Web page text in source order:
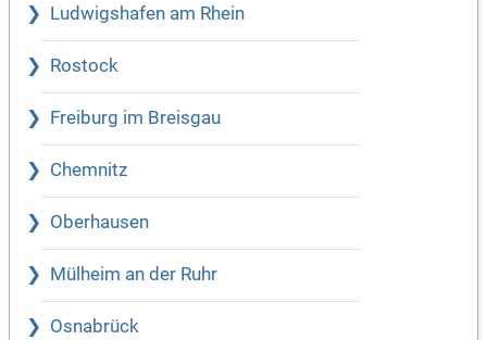
Ludwigshafen am Rhein
Rostock
Freiburg im Breisgau
Chemnitz
Oberhausen
Mülheim an der Ruhr
Osnabrück